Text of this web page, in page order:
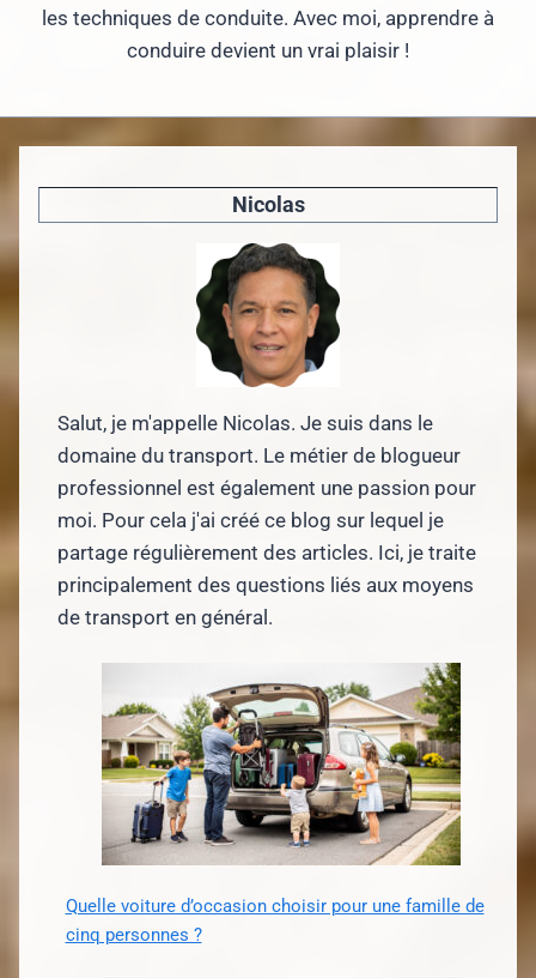
les techniques de conduite. Avec moi, apprendre à
conduire devient un vrai plaisir !
Nicolas
Salut, je m'appelle Nicolas. Je suis dans le
domaine du transport. Le métier de blogueur
professionnel est également une passion pour
moi. Pour cela j'ai créé ce blog sur lequel je
partage régulièrement des articles. Ici, je traite
principalement des questions liés aux moyens
de transport en général.
Quelle voiture d’occasion choisir pour une famille de
cinq personnes ?